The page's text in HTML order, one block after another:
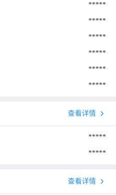
*****
*****
*****
*****
*****
*****
查看详情
*****
*****
查看详情